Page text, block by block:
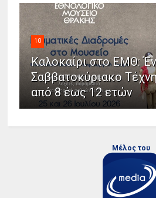
10
Καλοκαίρι στο ΕΜΘ:
Σαββατοκύριακο
από 8 έως 12 ετών
Μέλος του